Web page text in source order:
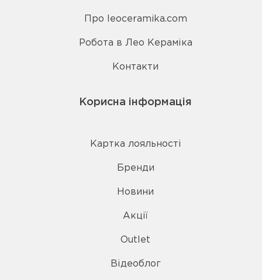
Про leoceramika.com
Робота в Лео Кераміка
Контакти
Корисна інформація
Картка лояльності
Бренди
Новини
Акції
Outlet
Відеоблог